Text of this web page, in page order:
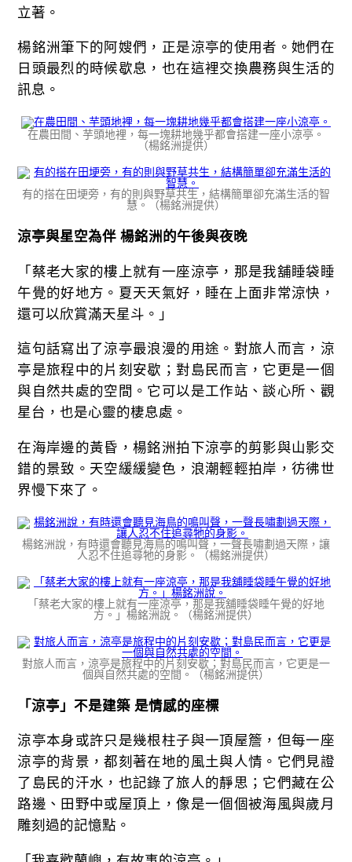
立著。
楊銘洲筆下的阿嫂們，正是涼亭的使用者。她們在
日頭最烈的時候歇息，也在這裡交換農務與生活的
訊息。
在農田間、芋頭地裡，每一塊耕地幾乎都會搭建一座小涼亭。
（楊銘洲提供）
有的搭在田埂旁，有的則與野草共生，結構簡單卻充滿生活的智
慧。（楊銘洲提供）
涼亭與星空為伴 楊銘洲的午後與夜晚
「蔡老大家的樓上就有一座涼亭，那是我舖睡袋睡
午覺的好地方。夏天天氣好，睡在上面非常涼快，
還可以欣賞滿天星斗。」
這句話寫出了涼亭最浪漫的用途。對旅人而言，涼
亭是旅程中的片刻安歇；對島民而言，它更是一個
與自然共處的空間。它可以是工作站、談心所、觀
星台，也是心靈的棲息處。
在海岸邊的黃昏，楊銘洲拍下涼亭的剪影與山影交
錯的景致。天空緩緩變色，浪潮輕輕拍岸，彷彿世
界慢下來了。
楊銘洲說，有時還會聽見海鳥的鳴叫聲，一聲長嘯劃過天際，讓
人忍不住追尋牠的身影。（楊銘洲提供）
「蔡老大家的樓上就有一座涼亭，那是我舖睡袋睡午覺的好地
方。」楊銘洲說。（楊銘洲提供）
對旅人而言，涼亭是旅程中的片刻安歇；對島民而言，它更是一
個與自然共處的空間。（楊銘洲提供）
「涼亭」不是建築 是情感的座標
涼亭本身或許只是幾根柱子與一頂屋簷，但每一座
涼亭的背景，都刻著在地的風土與人情。它們見證
了島民的汗水，也記錄了旅人的靜思；它們藏在公
路邊、田野中或屋頂上，像是一個個被海風與歲月
雕刻過的記憶點。